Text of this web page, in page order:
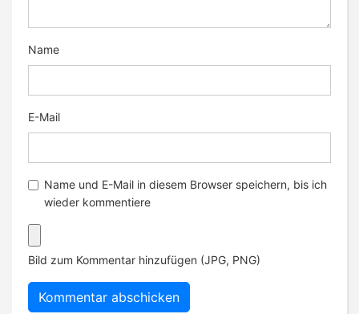
Name
E-Mail
Name und E-Mail in diesem Browser speichern, bis ich
wieder kommentiere
Bild zum Kommentar hinzufügen (JPG, PNG)